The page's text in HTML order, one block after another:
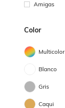
Amigas
Color
Multicolor
Blanco
Gris
Caqui